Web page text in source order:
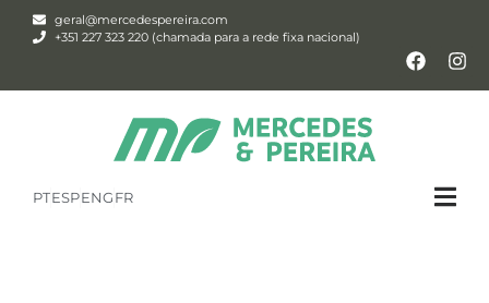
geral@mercedespereira.com
+351 227 323 220 (chamada para a rede fixa nacional)
PTESPENGFR